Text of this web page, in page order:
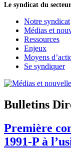
Le syndicat du
Notre syndicat
Médias et
Ressources
Enjeux
Moyens
Se syndiquer
Bulletins
Première
1991-P à